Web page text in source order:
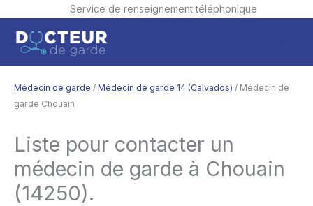
Service de renseignement téléphonique
contenu
Médecin de garde / Médecin de garde 14 (Calvados) / Médecin de
garde Chouain
Liste pour contacter un
médecin de garde à Chouain
(14250).